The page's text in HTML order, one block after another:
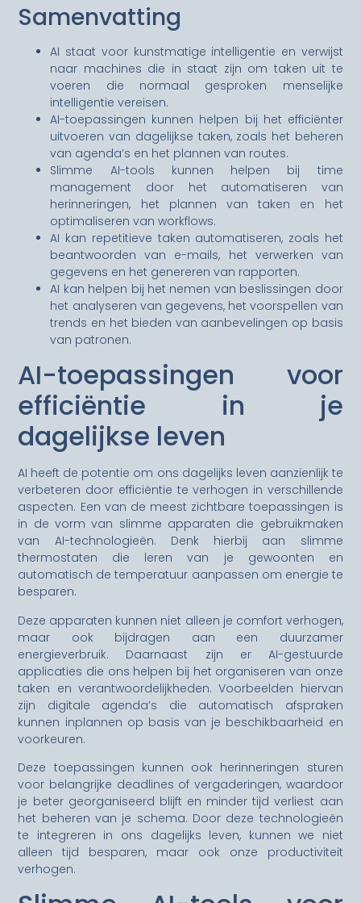
Samenvatting
AI staat voor kunstmatige intelligentie en verwijst
naar machines die in staat zijn om taken uit te
voeren die normaal gesproken menselijke
intelligentie vereisen.
AI-toepassingen kunnen helpen bij het efficiënter
uitvoeren van dagelijkse taken, zoals het beheren
van agenda’s en het plannen van routes.
Slimme AI-tools kunnen helpen bij time
management door het automatiseren van
herinneringen, het plannen van taken en het
optimaliseren van workflows.
AI kan repetitieve taken automatiseren, zoals het
beantwoorden van e-mails, het verwerken van
gegevens en het genereren van rapporten.
AI kan helpen bij het nemen van beslissingen door
het analyseren van gegevens, het voorspellen van
trends en het bieden van aanbevelingen op basis
van patronen.
AI-toepassingen voor
efficiëntie in je
dagelijkse leven
AI heeft de potentie om ons dagelijks leven aanzienlijk te
verbeteren door efficiëntie te verhogen in verschillende
aspecten. Een van de meest zichtbare toepassingen is
in de vorm van slimme apparaten die gebruikmaken
van AI-technologieën. Denk hierbij aan slimme
thermostaten die leren van je gewoonten en
automatisch de temperatuur aanpassen om energie te
besparen.
Deze apparaten kunnen niet alleen je comfort verhogen,
maar ook bijdragen aan een duurzamer
energieverbruik. Daarnaast zijn er AI-gestuurde
applicaties die ons helpen bij het organiseren van onze
taken en verantwoordelijkheden. Voorbeelden hiervan
zijn digitale agenda’s die automatisch afspraken
kunnen inplannen op basis van je beschikbaarheid en
voorkeuren.
Deze toepassingen kunnen ook herinneringen sturen
voor belangrijke deadlines of vergaderingen, waardoor
je beter georganiseerd blijft en minder tijd verliest aan
het beheren van je schema. Door deze technologieën
te integreren in ons dagelijks leven, kunnen we niet
alleen tijd besparen, maar ook onze productiviteit
verhogen.